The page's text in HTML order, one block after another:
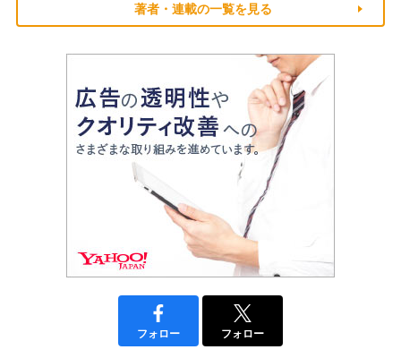
著者・連載の一覧を見る
フォロー フォロー